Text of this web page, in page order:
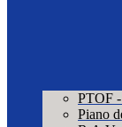
PTOF
Piano